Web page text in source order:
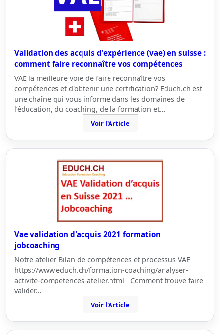
Validation des acquis d'expérience (vae) en suisse :
comment faire reconnaître vos compétences
VAE la meilleure voie de faire reconnaître vos
compétences et d'obtenir une certification? Educh.ch est
une chaîne qui vous informe dans les domaines de
l’éducation, du coaching, de la formation et…
Voir l'Article
Vae validation d'acquis 2021 formation
jobcoaching
Notre atelier Bilan de compétences et processus VAE
https://www.educh.ch/formation-coaching/analyser-
activite-competences-atelier.html Comment trouve faire
valider…
Voir l'Article